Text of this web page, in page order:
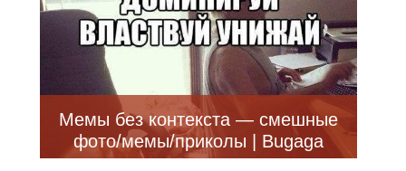
Мемы без контекста — смешные
фото/мемы/приколы | Bugaga